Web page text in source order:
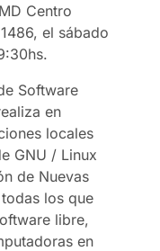
Centro
el sábado
Software
en
locales
GNU / Linux
de Nuevas
los que
libre,
en